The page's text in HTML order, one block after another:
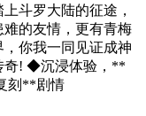
斗罗大陆的征途，
的友情，更有青梅
你我一同见证成神
奇! ◆沉浸体验，**
刻**剧情